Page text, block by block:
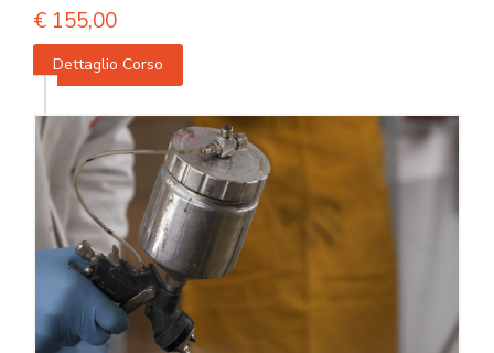
€ 155,00
Dettaglio Corso